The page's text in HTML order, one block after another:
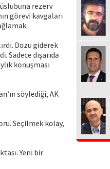
rezerv
görevi kavgaları
Dozu giderek
dışarıda
konuşması
söylediği, AK
Seçilmek kolay,
Yeni bir